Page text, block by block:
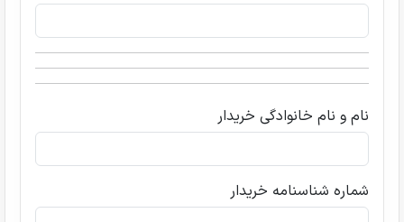
نام و نام خانوادگی خریدار
شماره شناسنامه خریدار